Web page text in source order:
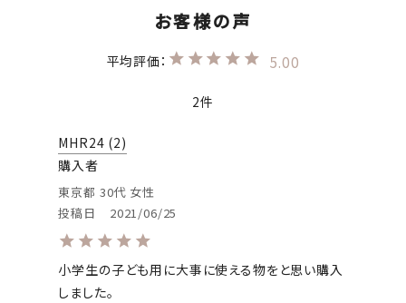
5.00
2
MHR24 2
購入者
東京都 30代 女性
投稿日
2021/06/25
小学生の子ども用に大事に使える物をと思い購入
しました。